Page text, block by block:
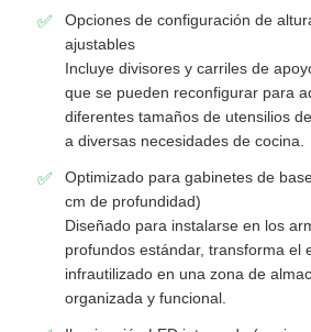
Todos los casos
Solicitar una cotización
Bisagra de puerta de gabinete
Deslizador del cajón
solución de almacenamiento
Opciones de configuración de
ajustables
Incluye divisores y carriles de
que se pueden reconfigurar para
diferentes tamaños de utensilios
a diversas necesidades de cocina.
Optimizado para gabinetes de
cm de profundidad)
Diseñado para instalarse en los
profundos estándar, transforma el
infrautilizado en una zona de
organizada y funcional.